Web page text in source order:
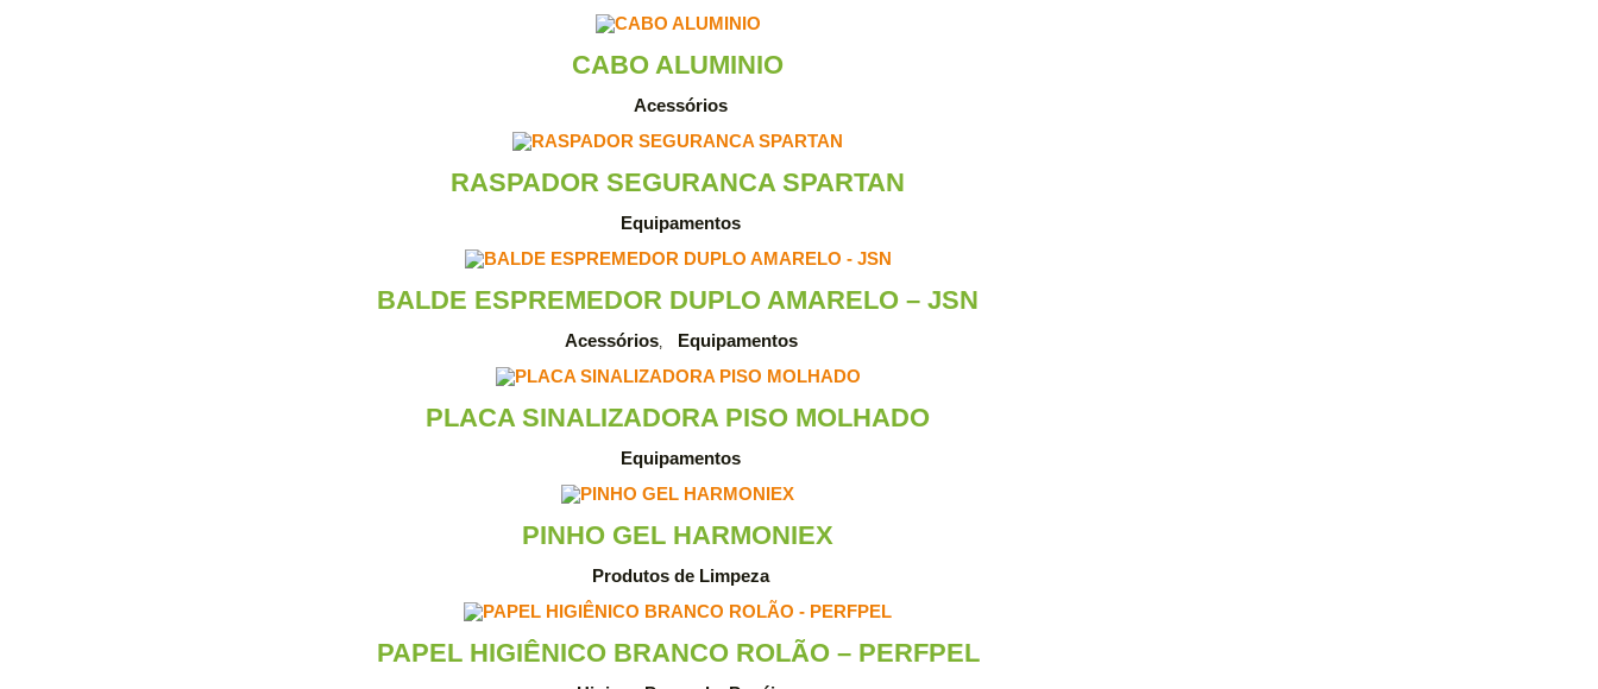
CABO ALUMINIO
Acessórios
RASPADOR SEGURANCA SPARTAN
Equipamentos
BALDE ESPREMEDOR DUPLO AMARELO – JSN
Acessórios, Equipamentos
PLACA SINALIZADORA PISO MOLHADO
Equipamentos
PINHO GEL HARMONIEX
Produtos de Limpeza
PAPEL HIGIÊNICO BRANCO ROLÃO – PERFPEL